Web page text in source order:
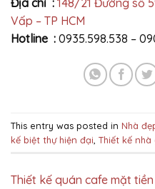
Địa chỉ : 148/21 Đường số
Vấp – TP HCM
Hotline : 0935.598.538 –
This entry was posted in Nhà
kế biệt thự hiện đại Thiết kế nhà
Thiết kế quán cafe mặt tiền